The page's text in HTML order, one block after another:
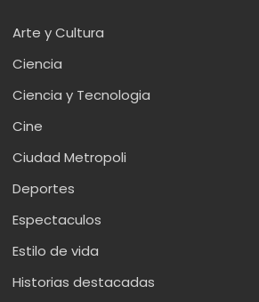
Arte y Cultura
Ciencia
Ciencia y Tecnologia
Cine
Ciudad Metropoli
Deportes
Espectaculos
Estilo de vida
Historias destacadas